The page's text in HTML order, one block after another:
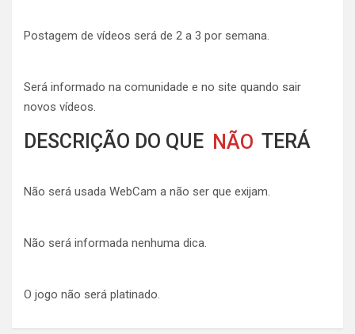
Postagem de vídeos será de 2 a 3 por semana.
Será informado na comunidade e no site quando sair
novos vídeos.
DESCRIÇÃO DO QUE NÃO TERÁ
Não será usada WebCam a não ser que exijam.
Não será informada nenhuma dica.
O jogo não será platinado.